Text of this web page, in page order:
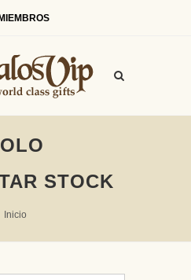
MIEMBROS
STOCK
Inicio